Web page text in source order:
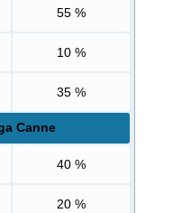
55 %
10 %
35 %
Canne
40 %
20 %